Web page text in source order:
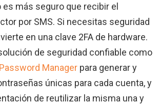
es más seguro que recibir el
por SMS. Si necesitas seguridad
en una clave 2FA de hardware.
de seguridad confiable como
Manager para generar y
únicas para cada cuenta, y
de reutilizar la misma una y